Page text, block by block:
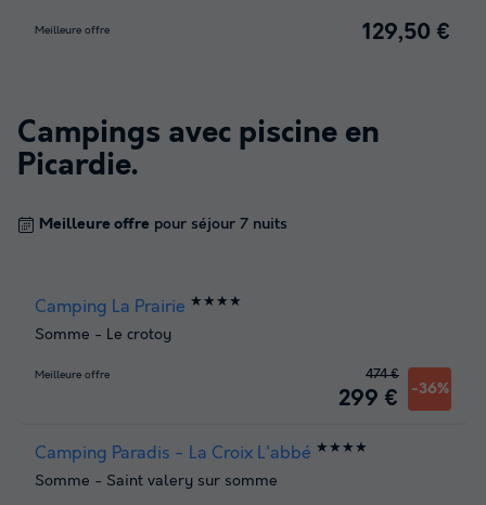
Meilleure offre 129,50 €
Campings avec piscine en
Picardie.
Meilleure offre pour séjour 7 nuits
Camping La Prairie ★★★★
Somme - Le crotoy
Meilleure offre
299 € -36%
474 €
Camping Paradis - La Croix L'abbé ★★★★
Somme - Saint valery sur somme